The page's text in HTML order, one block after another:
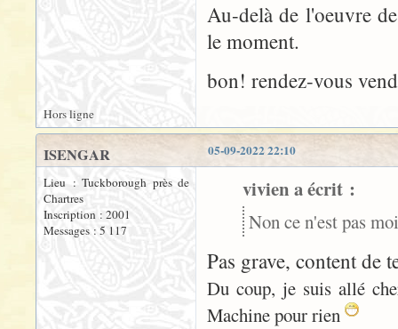
Au-delà de l'oeuvre
le moment.
bon! rendez-vous
Hors ligne
05-09-2022 22:10
ISENGAR
Lieu : Tuckborough près de
Chartres
Inscription : 2001
Messages : 5 117
vivien a écrit :
Non ce n'est pas
Pas grave, content de
Du coup, je suis allé
Machine pour rien